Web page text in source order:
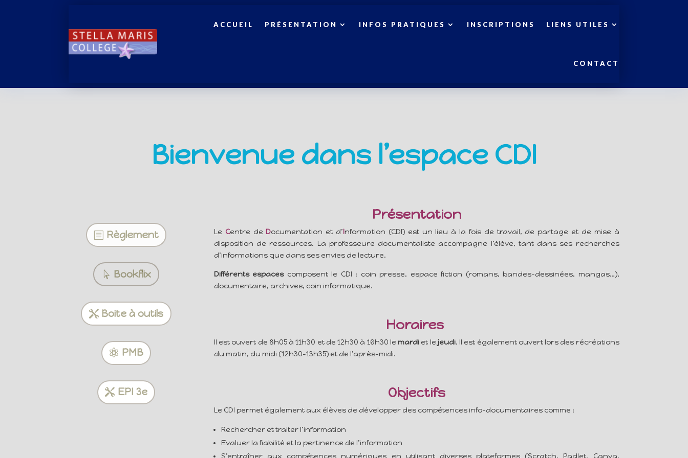
ACCUEIL PRÉSENTATION INFOS PRATIQUES INSCRIPTIONS LIENS UTILES
CONTACT
Bienvenue dans l’espace CDI
Règlement
Bookflix
Boite à outils
PMB
EPI 3e
Présentation
Le Centre de Documentation et d’Information (CDI) est un lieu à la fois de travail, de partage et de mise à
disposition de ressources. La professeure documentaliste accompagne l’élève, tant dans ses recherches
d’informations que dans ses envies de lecture.
Différents espacescomposent le CDI : coin presse, espace fiction (romans, bandes-dessinées, mangas…),
documentaire, archives, coin informatique.
Horaires
Il est ouvert de 8h05 à 11h30 et de 12h30 à 16h30 le mardi et le jeudi. Il est également ouvert lors des récréations
du matin, du midi (12h30-13h35) et de l’après-midi.
Objectifs
Le CDI permet également aux élèves de développer des compétences info-documentaires comme :
Rechercher et traiter l’information
Evaluer la fiabilité et la pertinence de l’information